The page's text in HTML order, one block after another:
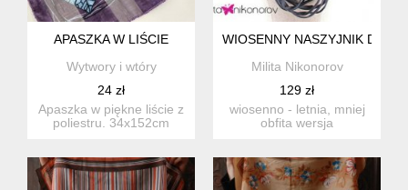
APASZKA W LIŚCIE
Wytwory i wtóry
24 zł
Apaszka w piękne liście z
poliestru. 34x152cm
WIOSENNY NASZYJNIK
Milita Nikonorov
129 zł
wiosenno - letnia, mniej
obfita wersja